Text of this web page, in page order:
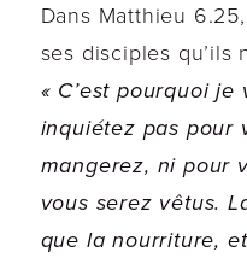
Dans Matthieu
ses disciples qu’ils
« C’est pourquoi je
inquiétez pas pour
mangerez, ni pour
vous serez vêtus.
que la nourriture,